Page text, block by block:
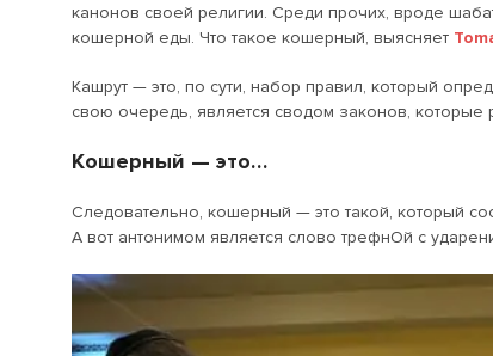
канонов своей религии. Среди прочих, вроде
кошерной еды. Что такое кошерный, выясняет
Кашрут — это, по сути, набор правил, который
свою очередь, является сводом законов,
Кошерный — это…
Следовательно, кошерный — это такой, который
А вот антонимом является слово трефнОй с